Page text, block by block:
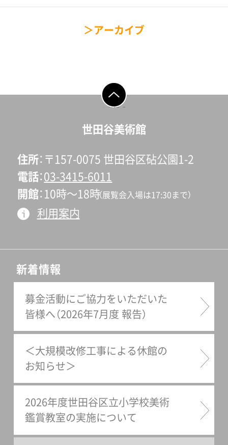
安達裕美佳さんとみる
アーカイブ
ページの先頭へ戻
世田谷美術館
住所 〒157-0075 世田谷区砧公園1-2
電話 03-3415-6011
開館 10時〜18時（展覧会入場は17:30まで）
利用案内
新着情報
募金活動にご協力をいただいた
皆様へ（2026年7月度 報告）
＜大規模改修工事による休館の
お知らせ＞
2026年度世田谷区立小学校美術
鑑賞教室の実施について